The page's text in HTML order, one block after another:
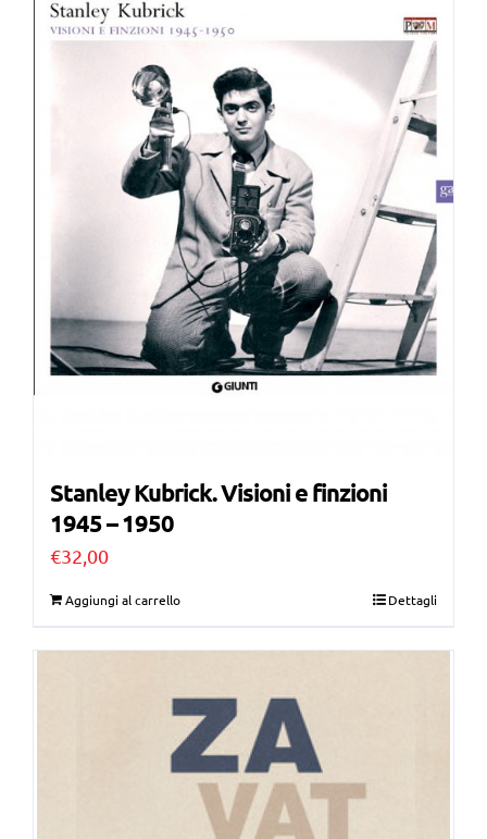
Stanley Kubrick. Visioni e finzioni
1945 – 1950
€32,00
Aggiungi al carrello Dettagli